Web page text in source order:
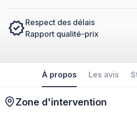
Respect des délais
Rapport qualité-prix
À propos Les avis
Zone d'intervention